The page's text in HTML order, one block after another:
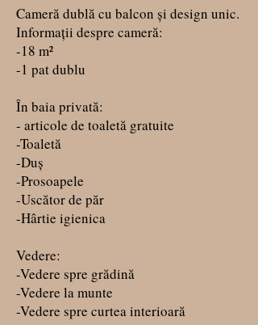
Cameră dublă cu balcon și design unic.
Informații despre cameră:
-18 m²
-1 pat dublu
În baia privată:
- articole de toaletă gratuite
-Toaletă
-Duș
-Prosoapele
-Uscător de păr
-Hârtie igienica
Vedere:
-Vedere spre grădină
-Vedere la munte
-Vedere spre curtea interioară